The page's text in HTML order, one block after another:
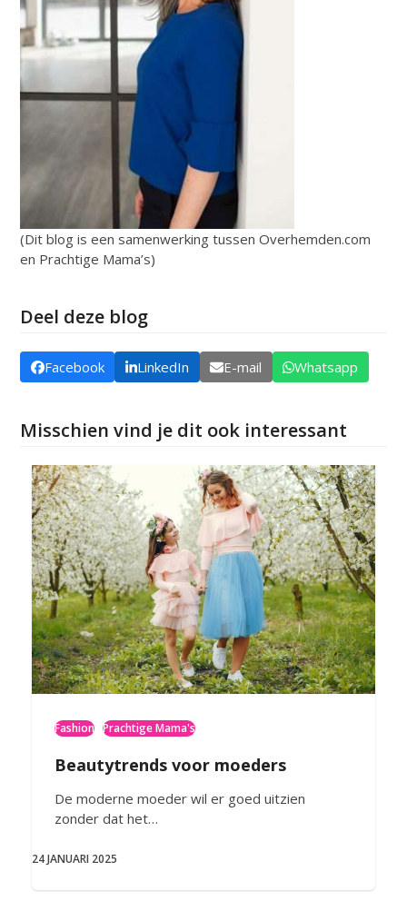
(Dit blog is een samenwerking tussen Overhemden.com
en Prachtige Mama’s)
Deel deze blog
Facebook LinkedIn E-mail Whatsapp
Misschien vind je dit ook interessant
Fashion Prachtige Mama's
Beautytrends voor moeders
De moderne moeder wil er goed uitzien
zonder dat het…
24 JANUARI 2025